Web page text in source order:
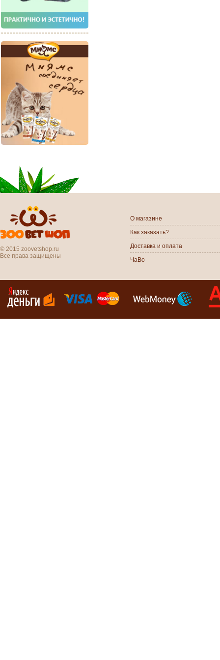
© 2015 zoovetshop.ru
Все права защищены
О магазине
Как заказать?
Доставка и оплата
ЧаВо